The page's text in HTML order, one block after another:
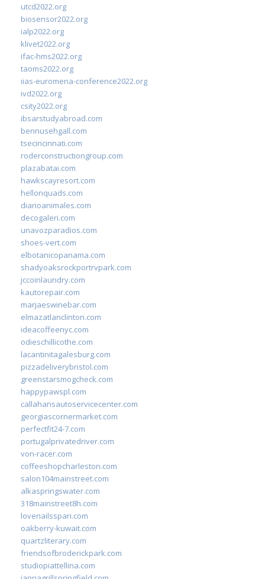
utcd2022.org
biosensor2022.org
ialp2022.org
klivet2022.org
ifac-hms2022.org
taoms2022.org
iias-euromena-conference2022.org
ivd2022.org
csity2022.org
ibsarstudyabroad.com
bennusehgall.com
tsecincinnati.com
roderconstructiongroup.com
plazabatai.com
hawkscayresort.com
hellonquads.com
diarioanimales.com
decogaleri.com
unavozparadios.com
shoes-vert.com
elbotanicopanama.com
shadyoaksrockportrvpark.com
jccoinlaundry.com
kautorepair.com
marjaeswinebar.com
elmazatlanclinton.com
ideacoffeenyc.com
odieschillicothe.com
lacantinitagalesburg.com
pizzadeliverybristol.com
greenstarsmogcheck.com
happypawspl.com
callahansautoservicecenter.com
georgiascornermarket.com
perfectfit24-7.com
portugalprivatedriver.com
von-racer.com
coffeeshopcharleston.com
salon104mainstreet.com
alkaspringswater.com
318mainstreet8h.com
lovenailsspari.com
oakberry-kuwait.com
quartzliterary.com
friendsofbroderickpark.com
studiopiattellina.com